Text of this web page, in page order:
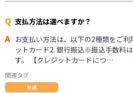
Q 支払方法は選べますか？
A お支払い方法は、以下の2種類をご利
ットカード2. 銀行振込※振込手数料
す。 【クレジットカードにつ…
関連タグ
共通